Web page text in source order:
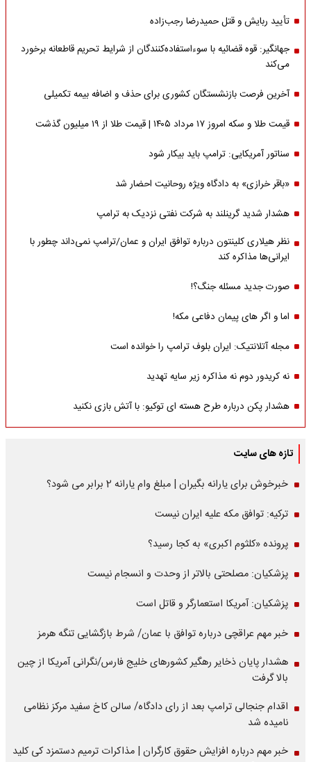
تأیید ربایش و قتل حمیدرضا رجب‌زاده
جهانگیر: قوه قضائیه با سوءاستفاده‌کنندگان از شرایط تحریم قاطعانه برخورد
می‌کند
آخرین فرصت بازنشستگان کشوری برای حذف و اضافه بیمه تکمیلی
قیمت طلا و سکه امروز ۱۷ مرداد ۱۴۰۵ | قیمت طلا از ۱۹ میلیون گذشت
سناتور آمریکایی: ترامپ باید بیکار شود
«باقر خرازی» به دادگاه ویژه روحانیت احضار شد
هشدار شدید گرینلند به شرکت نفتی نزدیک به ترامپ
نظر هیلاری کلینتون درباره توافق ایران و عمان/ترامپ نمی‌داند چطور با
ایرانی‌ها مذاکره کند
صورت جدید مسئله جنگ؟!
اما و اگر های پیمان دفاعی مکه!
مجله آتلانتیک: ایران بلوف ترامپ را خوانده است
نه کریدور دوم نه مذاکره زیر سایه تهدید
هشدار پکن درباره طرح هسته ای توکیو: با آتش بازی نکنید
تازه های سایت
خبرخوش برای یارانه بگیران | مبلغ وام یارانه 2 برابر می شود؟
ترکیه: توافق مکه علیه ایران نیست
پرونده «کلثوم اکبری» به کجا رسید؟
پزشکیان: مصلحتی بالاتر از وحدت و انسجام نیست
پزشکیان: آمریکا استعمارگر و قاتل است
خبر مهم عراقچی درباره توافق با عمان/ شرط بازگشایی تنگه هرمز
هشدار پایان ذخایر رهگیر کشورهای خلیج فارس/نگرانی آمریکا از چین
بالا گرفت
اقدام جنجالی ترامپ بعد از رای دادگاه/ سالن کاخ سفید مرکز نظامی
نامیده شد
خبر مهم درباره افزایش حقوق کارگران | مذاکرات ترمیم دستمزد کی کلید